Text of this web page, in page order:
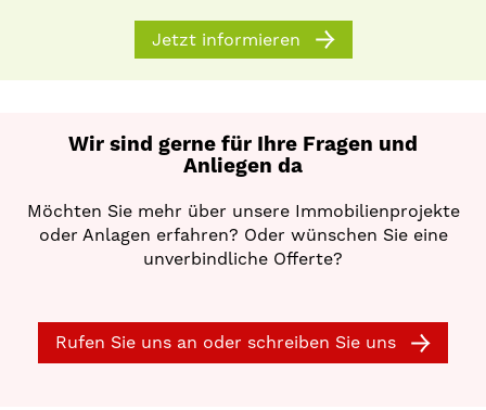
Jetzt informieren
Wir sind gerne für Ihre Fragen und
Anliegen da
Möchten Sie mehr über unsere Immobilienprojekte
oder Anlagen erfahren? Oder wünschen Sie eine
unverbindliche Offerte?
Rufen Sie uns an oder schreiben Sie uns